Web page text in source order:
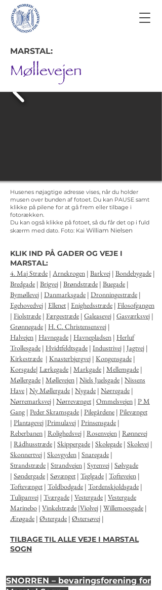
MARSTAL:
Møllevejen
Husenes nøjagtige adresse vises, når du holder
musen over bunden af fotoet. Du kan PAUSE samt
klikke på pilene for at gå frem eller tilbage i
fotorækken.
Du kan også klikke på fotoet, så du får det op i fuld
skærm med dato. Foto: Kai William Nielsen
KLIK IND PÅ GADER OG VEJE I
MARSTAL:
4. Maj Stræde | Arnekrogen | Barkvej | Bondebygade |
Bredgade | Brigvej | Brøndstræde | Buegade |
Bymøllevej | Danmarksgade | Dronningestræde |
Egehovedvej | Ellenet| Enighedsstræde | Filosofgangen
| Fiolstræde | Færgestræde | Galeasevej | Gasværksvej |
Grønnegade | H. C. Christensensvej |
Halvejen | Havnegade | Havnepladsen | Herluf
Trollesgade | Hvidtfeldtsgade | Industrivej | Jagtvej |
Kirkestræde | Knasterbjergvej | Kongensgade |
Korsgade| Lærkegade | Markgade | Mellemgade |
Møllergade | Møllevejen | Niels Juelsgade | Nissens
Have | Ny Møllergade | Nygade | Nørregade |
Nørremarksvej | Nørrevænget| Ommelsvejen | P M
Gang | Peder Skramsgade | Pilegårdene | Pilevænget
| Plantagevej |Primulavej | Prinsensgade |
Reberbanen | Rolighedsvej | Rosenvejen | Rønnevej
| Rådhusstræde | Skippergade | Skolegade | Skolevej |
Skonnertvej | Skovgyden | Snaregade |
Strandstræde | Strandvejen | Syrenvej | Sølvgade
| Søndergade | Søvænget| Teglgade | Toftevejen |
Toftevænget| Toldbodgade | Tordenskjoldsgade |
Tulipanvej | Tværgade | Vestergade | Vestergade
Marinebo | Vinkelstræde |Violvej | Willemoesgade |
Ærøgade | Østergade | Østersøvej |
TILBAGE TIL ALLE VEJE I MARSTAL
SOGN
SNORREN – bevaringsforening for